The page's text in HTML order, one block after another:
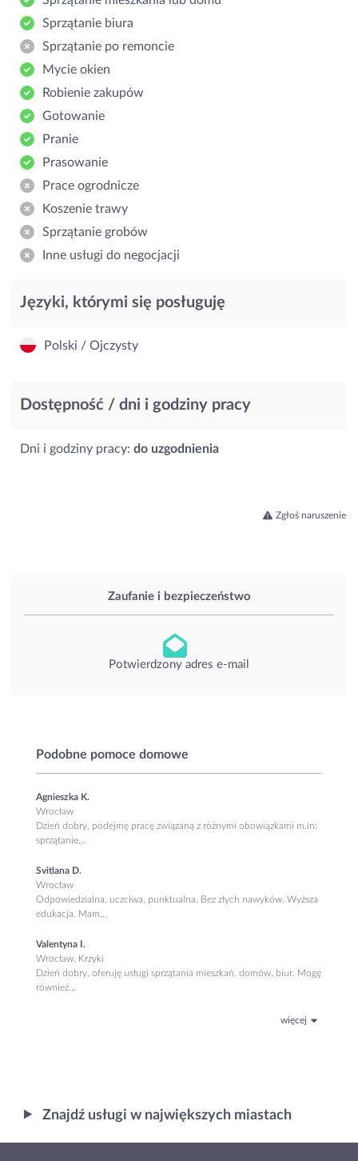
Zaufanie i bezpieczeństwo
Potwierdzony adres e-mail
Podobne pomoce domowe
Agnieszka K.
Wrocław
Dzień dobry, podejmę pracę związaną z różnymi obowiązkami m.in:
sprzątanie...
Svitlana D.
Wrocław
Odpowiedzialna, uczciwa, punktualna. Bez złych nawyków. Wyższa
edukacja. Mam...
Valentyna I.
Wrocław, Krzyki
Dzień dobry, oferuję usługi sprzątania mieszkań, domów, biur. Mogę
również...
więcej
Sprzątanie biura
Sprzątanie po remoncie
Mycie okien
Robienie zakupów
Gotowanie
Pranie
Prasowanie
Prace ogrodnicze
Koszenie trawy
Sprzątanie grobów
Inne usługi do negocjacji
Języki, którymi się posługuję
Polski / Ojczysty
Dostępność / dni i godziny pracy
Dni i godziny pracy: do uzgodnienia
Zgłoś naruszenie
Znajdź usługi w największych miastach